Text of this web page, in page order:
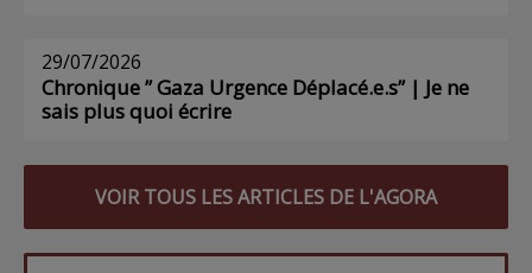
29/07/2026
Chronique ” Gaza Urgence Déplacé.e.s” | Je ne
sais plus quoi écrire
VOIR TOUS LES ARTICLES DE L'AGORA